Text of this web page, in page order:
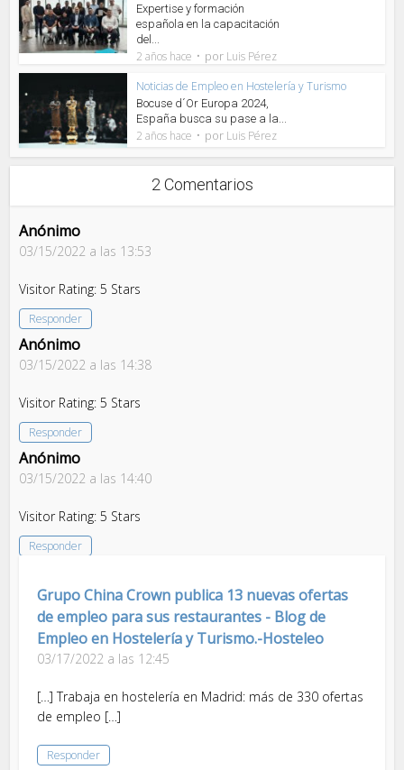
Expertise y formación
española en la capacitación
del...
2 años hace por Luis Pérez
Noticias de Empleo en Hostelería y Turismo
Bocuse d´Or Europa 2024,
España busca su pase a la...
2 años hace por Luis Pérez
2 Comentarios
Anónimo
03/15/2022 a las 13:53
Visitor Rating: 5 Stars
Responder
Anónimo
03/15/2022 a las 14:38
Visitor Rating: 5 Stars
Responder
Anónimo
03/15/2022 a las 14:40
Visitor Rating: 5 Stars
Responder
Grupo China Crown publica 13 nuevas ofertas
de empleo para sus restaurantes - Blog de
Empleo en Hostelería y Turismo.-Hosteleo
03/17/2022 a las 12:45
[…] Trabaja en hostelería en Madrid: más de 330 ofertas
de empleo […]
Responder